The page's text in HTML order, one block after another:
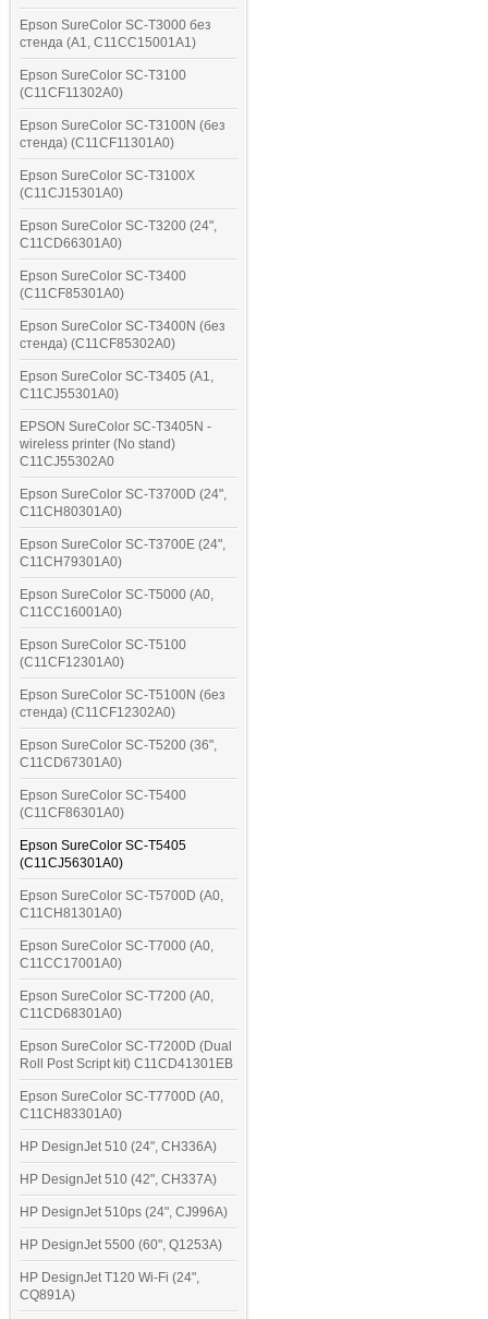
Epson SureColor SC-T3000 без
стенда (A1, C11CC15001A1)
Epson SureColor SC-T3100
(C11CF11302A0)
Epson SureColor SC-T3100N (без
стенда) (C11CF11301A0)
Epson SureColor SC-T3100X
(C11CJ15301A0)
Epson SureColor SC-T3200 (24",
C11CD66301A0)
Epson SureColor SC-T3400
(C11CF85301A0)
Epson SureColor SC-T3400N (без
стенда) (C11CF85302A0)
Epson SureColor SC-T3405 (A1,
C11CJ55301A0)
EPSON SureColor SC-T3405N -
wireless printer (No stand)
C11CJ55302A0
Epson SureColor SC-T3700D (24",
C11CH80301A0)
Epson SureColor SC-T3700E (24",
C11CH79301A0)
Epson SureColor SC-T5000 (A0,
C11CC16001A0)
Epson SureColor SC-T5100
(C11CF12301A0)
Epson SureColor SC-T5100N (без
стенда) (C11CF12302A0)
Epson SureColor SC-T5200 (36",
C11CD67301A0)
Epson SureColor SC-T5400
(C11CF86301A0)
Epson SureColor SC-T5405
(C11CJ56301A0)
Epson SureColor SC-T5700D (A0,
C11CH81301A0)
Epson SureColor SC-T7000 (A0,
C11CC17001A0)
Epson SureColor SC-T7200 (A0,
C11CD68301A0)
Epson SureColor SC-T7200D (Dual
Roll Post Script kit) C11CD41301EB
Epson SureColor SC-T7700D (A0,
C11CH83301A0)
HP DesignJet 510 (24", CH336A)
HP DesignJet 510 (42", CH337A)
HP DesignJet 510ps (24", CJ996A)
HP DesignJet 5500 (60", Q1253A)
HP DesignJet T120 Wi-Fi (24",
CQ891A)